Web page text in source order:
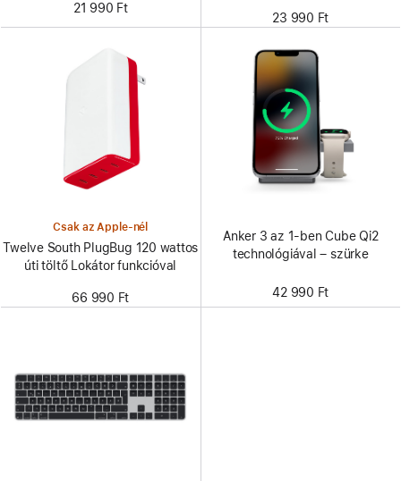
21 990 Ft
23 990 Ft
Csak az Apple-nél
Twelve South PlugBug 120 wattos
úti töltő Lokátor funkcióval
66 990 Ft
Anker 3 az 1-ben Cube Qi2
technológiával – szürke
42 990 Ft